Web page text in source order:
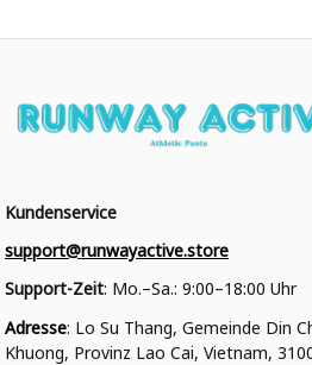
Kundenservice
support@runwayactive.store
Support-Zeit: Mo.–Sa.: 9:00–18:00 Uhr
Adresse: Lo Su Thang, Gemeinde Din
Khuong, Provinz Lao Cai, Vietnam,